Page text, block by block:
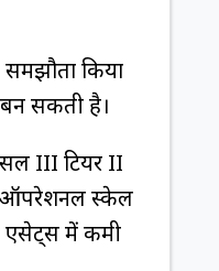
किया
सकती है।
III टियर II
ऑपरेशनल स्केल
एसेट्स में कमी